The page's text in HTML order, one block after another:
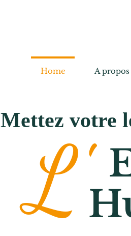
Home A propos
Mettez votre
L'